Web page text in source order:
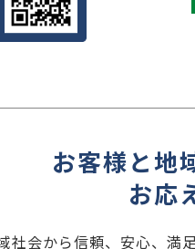
お客様と地
お応
社会から信頼、安心、満